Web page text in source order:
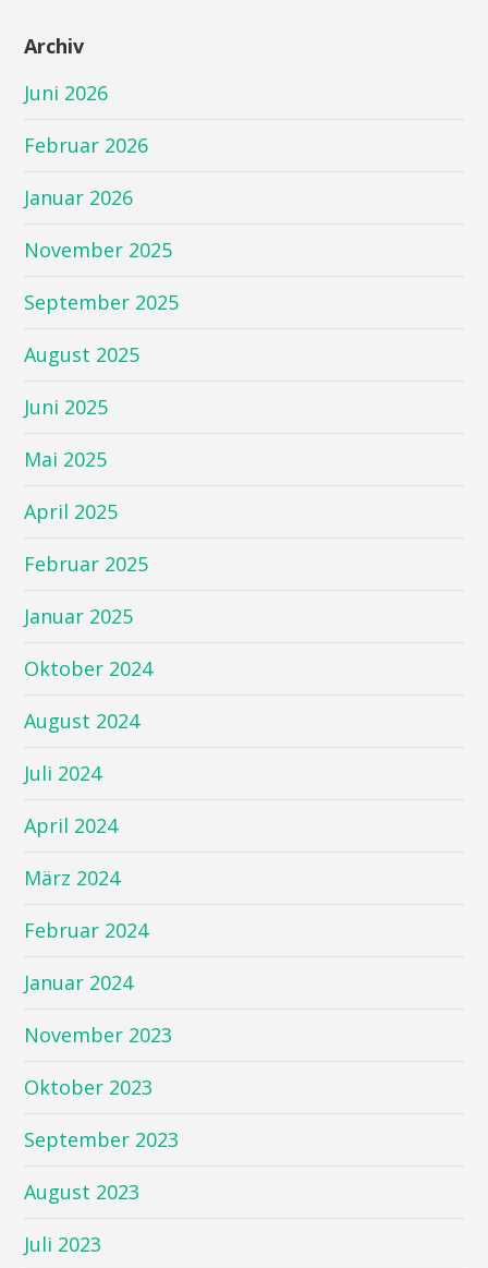
Archiv
Juni 2026
Februar 2026
Januar 2026
November 2025
September 2025
August 2025
Juni 2025
Mai 2025
April 2025
Februar 2025
Januar 2025
Oktober 2024
August 2024
Juli 2024
April 2024
März 2024
Februar 2024
Januar 2024
November 2023
Oktober 2023
September 2023
August 2023
Juli 2023